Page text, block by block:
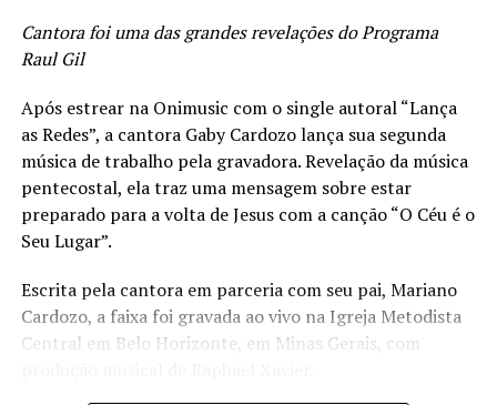
“Mel é um dos nomes mais respeitados do segmento
cristão e construirmos, junto com ela, esse novo
responsabilidade e uma honra. Somos muito gratos à
Deus por este privilégio”, comemora.
Cristina, que acaba de celebrar seu aniversário, enxerga
essa parceria como um novo tempo de Deus para sua
vida e ministério. “Deus é muito bom. Me deu de
meu Ministério e minhas canções. São amigos queridos e
parceiros que O Senhor uniu com o propósito de
levarmos mensagem de paz e salvação à todos os
Cantora foi uma das grandes revelações do Programa
Raul Gil
Após estrear na Onimusic com o single autoral “Lança
as Redes”, a cantora Gaby Cardozo lança sua segunda
música de trabalho pela gravadora. Revelação da música
pentecostal, ela traz uma mensagem sobre estar
preparado para a volta de Jesus com a canção “O Céu é o
Seu Lugar”.
Escrita pela cantora em parceria com seu pai, Mariano
Cardozo, a faixa foi gravada ao vivo na Igreja Metodista
Central em Belo Horizonte, em Minas Gerais, com